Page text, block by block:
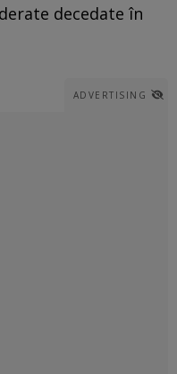
decedate în
ADVERTISING